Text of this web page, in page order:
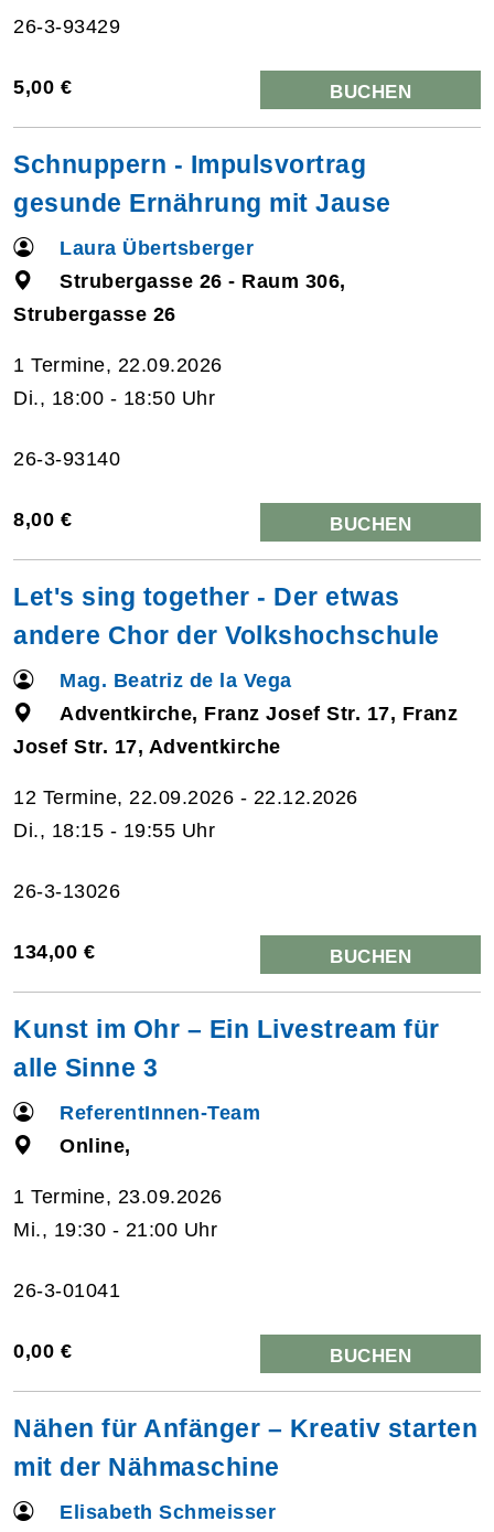
26-3-93429
5,00 € BUCHEN
Schnuppern - Impulsvortrag
gesunde Ernährung mit Jause
Laura Übertsberger
Strubergasse 26 - Raum 306,
Strubergasse 26
1 Termine, 22.09.2026
Di., 18:00 - 18:50 Uhr
26-3-93140
8,00 € BUCHEN
Let's sing together - Der etwas
andere Chor der Volkshochschule
Mag. Beatriz de la Vega
Adventkirche, Franz Josef Str. 17, Franz
Josef Str. 17, Adventkirche
12 Termine, 22.09.2026 - 22.12.2026
Di., 18:15 - 19:55 Uhr
26-3-13026
134,00 € BUCHEN
Kunst im Ohr – Ein Livestream für
alle Sinne 3
ReferentInnen-Team
Online,
1 Termine, 23.09.2026
Mi., 19:30 - 21:00 Uhr
26-3-01041
0,00 € BUCHEN
Nähen für Anfänger – Kreativ starten
mit der Nähmaschine
Elisabeth Schmeisser